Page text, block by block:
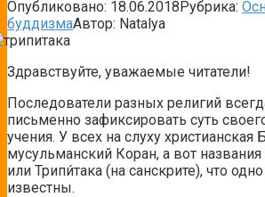
Опубликовано: 18.06.2018Рубрика:
буддизмаАвтор: Natalya
Здравствуйте, уважаемые читатели!
Последователи разных религий
письменно зафиксировать суть
учения. У всех на слуху христианская
мусульманский Коран, а вот названия
или Трипи́така (на санскрите), что
известны.